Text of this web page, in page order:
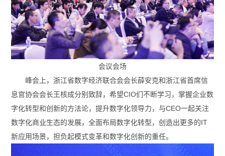
会议会场
峰会上，浙江省数字经济联合会会长薛安克和浙江省首席信
息官协会会长王核成分别致辞，希望CIO们不断学习，掌握企业数
字化转型和创新的方法论，提升数字化领导力，与CEO一起关注
数字化商业生态的发展，全面布局数字化转型，创造出更多的IT
新应用场景，担负起模式变革和数字化创新的重任。